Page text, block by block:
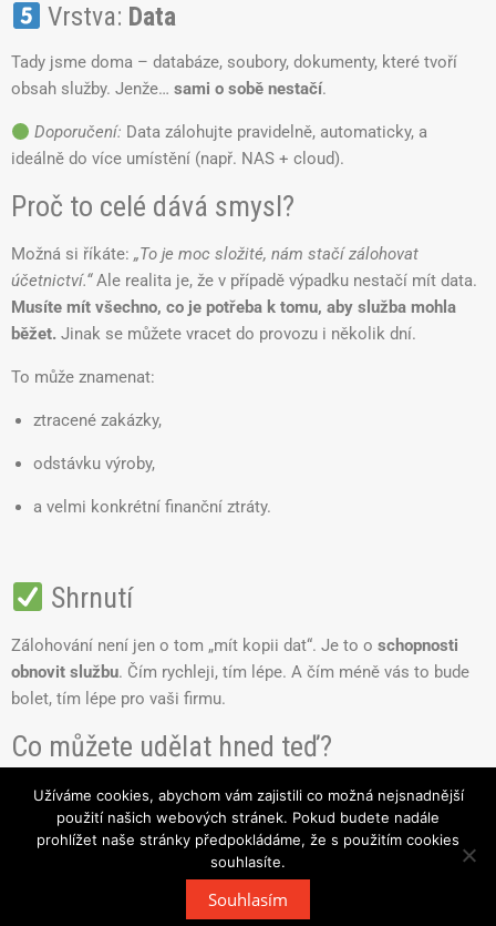
Vrstva: Data
Tady jsme doma – databáze, soubory, dokumenty, které tvoří
obsah služby. Jenže… sami o sobě nestačí.
Doporučení: Data zálohujte pravidelně, automaticky, a
ideálně do více umístění (např. NAS + cloud).
Proč to celé dává smysl?
Možná si říkáte: „To je moc složité, nám stačí zálohovat
účetnictví.“Ale realita je, že v případě výpadku nestačí mít data.
Musíte mít všechno, co je potřeba k tomu, aby služba mohla
běžet. Jinak se můžete vracet do provozu i několik dní.
To může znamenat:
ztracené zakázky,
odstávku výroby,
a velmi konkrétní finanční ztráty.
Shrnutí
Zálohování není jen o tom „mít kopii dat“. Je to o schopnosti
obnovit službu. Čím rychleji, tím lépe. A čím méně vás to bude
bolet, tím lépe pro vaši firmu.
Co můžete udělat hned teď?
Zkontrolujte si, co všechno vaše firma opravdu zálohuje.
Pokud si nejste jistí, nebo chcete mít klid, ozvěte se mi –
připravím vám jednoduchý audit a návrh řešení, které dává smysl
[Kontaktujte mě pro nezávaznou
Užíváme cookies, abychom vám zajistili co možná nejsnadnější
použití našich webových stránek. Pokud budete nadále
prohlížet naše stránky předpokládáme, že s použitím cookies
souhlasíte.
Souhlasím